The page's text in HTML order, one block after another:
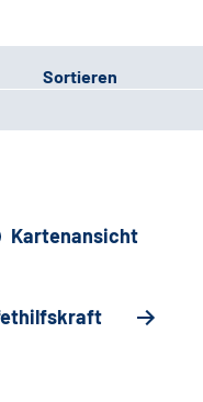
Sortieren
Kartenansicht